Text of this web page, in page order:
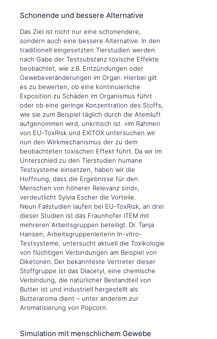
Schonende und bessere Alternative
Das Ziel ist nicht nur eine schonendere,
sondern auch eine bessere Alternative. In den
traditionell eingesetzten Tierstudien werden
nach Gabe der Testsubstanz toxische Effekte
beobachtet, wie z.B. Entzündungen oder
Gewebeveränderungen im Organ. Hierbei gilt
es zu bewerten, ob eine kontinuierliche
Exposition zu Schäden im Organismus führt
oder ob eine geringe Konzentration des Stoffs,
wie sie zum Beispiel täglich durch die Atemluft
aufgenommen wird, unkritisch ist. »Im Rahmen
von EU-ToxRisk und EXITOX untersuchen wir
nun den Wirkmechanismus der zu dem
beobachteten toxischen Effekt führt. Da wir im
Unterschied zu den Tierstudien humane
Testsysteme einsetzen, haben wir die
Hoffnung, dass die Ergebnisse für den
Menschen von höherer Relevanz sind«,
verdeutlicht Sylvia Escher die Vorteile.
Neun Fallstudien laufen bei EU-ToxRisk, an drei
dieser Studien ist das Fraunhofer ITEM mit
mehreren Arbeitsgruppen beteiligt. Dr. Tanja
Hansen, Arbeitsgruppenleiterin In-vitro-
Testsysteme, untersucht aktuell die Toxikologie
von flüchtigen Verbindungen am Beispiel von
Diketonen. Der bekannteste Vertreter dieser
Stoffgruppe ist das Diacetyl, eine chemische
Verbindung, die natürlicher Bestandteil von
Butter ist und industriell hergestellt als
Butteraroma dient – unter anderem zur
Aromatisierung von Popcorn.
Simulation mit menschlichem Gewebe